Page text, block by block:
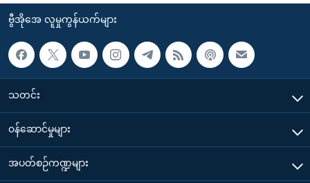
ဗွီအိုအေ လူမှုကွန်ယက်များ
သတင်း
၀န်ဆောင်မှုများ
အပတ်စဉ်ကဏ္ဍများ